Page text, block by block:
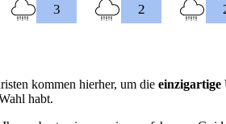
3
2
kommen hierher, um die einzigartige
habt.